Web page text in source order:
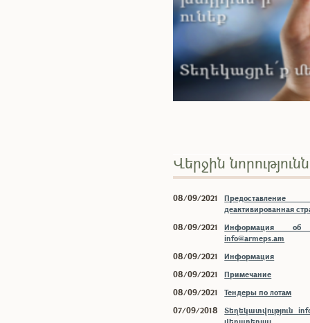
Վերջին
08/09/2021
деактивированная
08/09/2021
Информация об
info@armeps.am
08/09/2021
Информация
08/09/2021
Примечание
08/09/2021
Тендеры по лотам
07/09/2018
Տեղեկատվություն